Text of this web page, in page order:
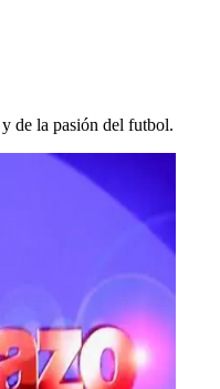
de la pasión del futbol.